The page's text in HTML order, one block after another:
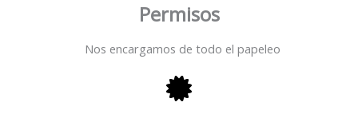
Permisos
Nos encargamos de todo el papeleo